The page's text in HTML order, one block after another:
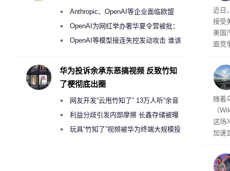
给
近日
接受
美国
面竞
性。
经
随着
（
这场
加速
物
毁，
Anthropic、OpenAI等企业面临欧盟
《人工智能法案》全新执法权限审查
OpenAI为网红举办奢华夏令营被批：
2000美元一晚 遭讽“反乌托邦”
OpenAI等模型接连失控发动攻击 谁该
华为投诉余承东恶搞视频 反致竹知
了梗彻底出圈
网友开发“云甩竹知了” 13万人听“余音
绕梁”利益分歧引发内部摩擦 长鑫存储被曝
曾将华为驻场工程师驱逐出研发基地
玩具“竹知了”视频被华为终端大规模投